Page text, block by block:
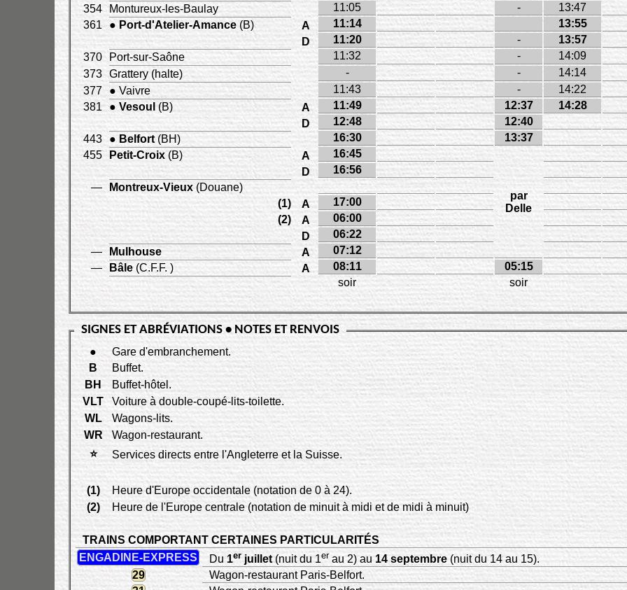
354
Montureux-les-Baulay 11:05 -
13:47
361
● Port-d'Atelier-Amance(B) A 11:14
13:55
D
11:20 -
13:57
370
Port-sur-Saône 11:32 -
14:09
373 Grattery (halte) - -
14:14
377
● Vaivre 11:43 -
14:22
381
● Vesoul (B) A 11:49 12:37
14:28
D
12:48
12:40
443
● Belfort(BH) 16:30
13:37
455
Petit-Croix(B) A 16:45
par
Delle
D
16:56
—
Montreux-Vieux (Douane)
(1)
A
17:00
(2)
A
06:00
D
06:22
—
Mulhouse A
07:12
—
Bâle(C.F.F. ) A 08:11
05:15
soir
soir
SIGNES ET ABRÉVIATIONS • NOTES ET RENVOIS
●
Gare d'embranchement.
B
Buffet.
BH
Buffet-hôtel.
VLT
Voiture à double-coupé-lits-toilette.
WL
Wagons-lits.
WR
Wagon-restaurant.
⭐
Services directs entre l'Angleterre et la Suisse.
(1)
Heure d'Europe occidentale (notation de 0 à 24).
(2)
Heure de l'Europe centrale (notation de minuit à midi et de midi à minuit)
TRAINS COMPORTANT CERTAINES PARTICULARITÉS
ENGADINE-EXPRESS
Du 1er juillet(nuit du 1er au 2) au14 septembre (nuit du 14 au 15).
29
Wagon-restaurant Paris-Belfort.